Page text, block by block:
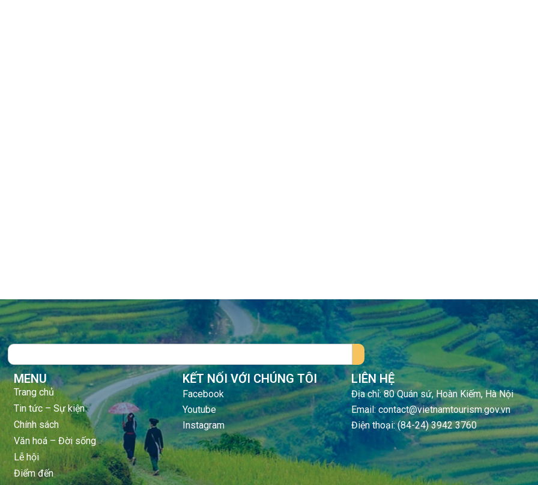
Search
MENU
Trang chủ
Tin tức – Sự kiện
Chính sách
Văn hoá – Đời sống
Lễ hội
Điểm đến
KẾT NỐI VỚI CHÚNG TÔI
Facebook
Youtube
Instagram
LIÊN HỆ
Địa chỉ: 80 Quán sứ, Hoàn Kiếm, Hà Nội
Email: contact@vietnamtourism.gov.vn
Điện thoại: (84-24) 3942 3760